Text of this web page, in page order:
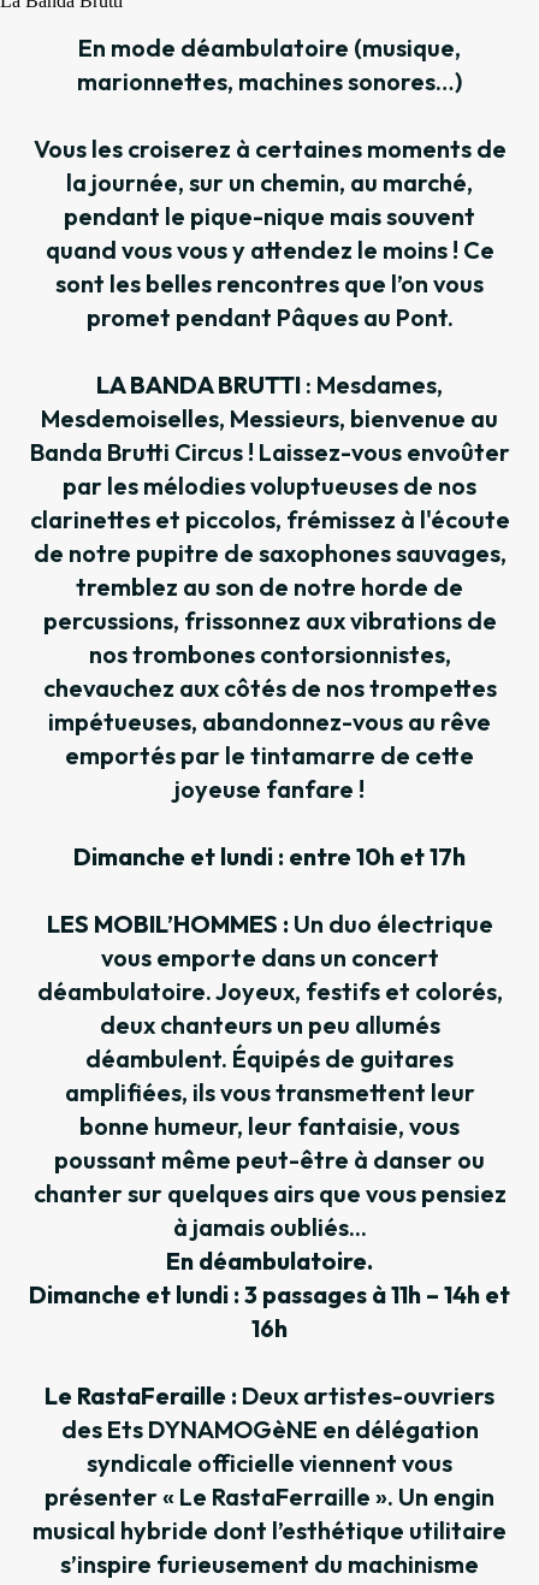
En mode déambulatoire (musique,
marionnettes, machines sonores…)
Vous les croiserez à certaines moments de
la journée, sur un chemin, au marché,
pendant le pique-nique mais souvent
quand vous vous y attendez le moins ! Ce
sont les belles rencontres que l’on vous
promet pendant Pâques au Pont.
LA BANDA BRUTTI : Mesdames,
Mesdemoiselles, Messieurs, bienvenue au
Banda Brutti Circus ! Laissez-vous envoûter
par les mélodies voluptueuses de nos
clarinettes et piccolos, frémissez à l'écoute
de notre pupitre de saxophones sauvages,
tremblez au son de notre horde de
percussions, frissonnez aux vibrations de
nos trombones contorsionnistes,
chevauchez aux côtés de nos trompettes
impétueuses, abandonnez-vous au rêve
emportés par le tintamarre de cette
joyeuse fanfare !
Dimanche et lundi : entre 10h et 17h
LES MOBIL’HOMMES : Un duo électrique
vous emporte dans un concert
déambulatoire. Joyeux, festifs et colorés,
deux chanteurs un peu allumés
déambulent. Équipés de guitares
amplifiées, ils vous transmettent leur
bonne humeur, leur fantaisie, vous
poussant même peut-être à danser ou
chanter sur quelques airs que vous pensiez
à jamais oubliés...
En déambulatoire.
Dimanche et lundi : 3 passages à 11h – 14h et
16h
Le RastaFeraille : Deux artistes-ouvriers
des Ets DYNAMOGèNE en délégation
syndicale officielle viennent vous
présenter « Le RastaFerraille ». Un engin
musical hybride dont l’esthétique utilitaire
s’inspire furieusement du machinisme